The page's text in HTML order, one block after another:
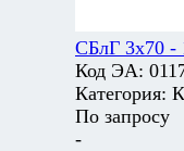
СБлГ 3х70 -
Код ЭА:
Категория:
По запросу
-